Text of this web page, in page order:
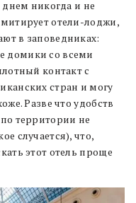
днем никогда и не
отели-лоджи,
в заповедниках:
домики со всеми
контакт с
стран и могу
Разве что удобств
территории не
случается), что,
этот отель проще